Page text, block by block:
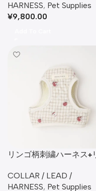
HARNESS, Pet Supplies
¥9,800.00
リンゴ柄刺繍ハーネス+
COLLAR / LEAD /
HARNESS, Pet Supplies